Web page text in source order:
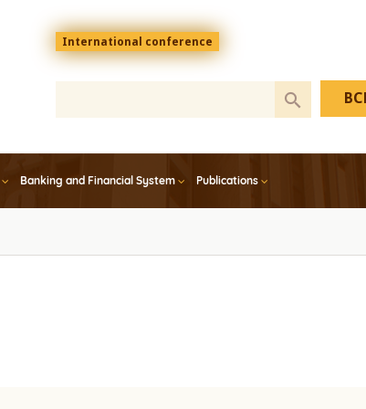
Menu
top
En
International conference
Banking and Financial System Publications